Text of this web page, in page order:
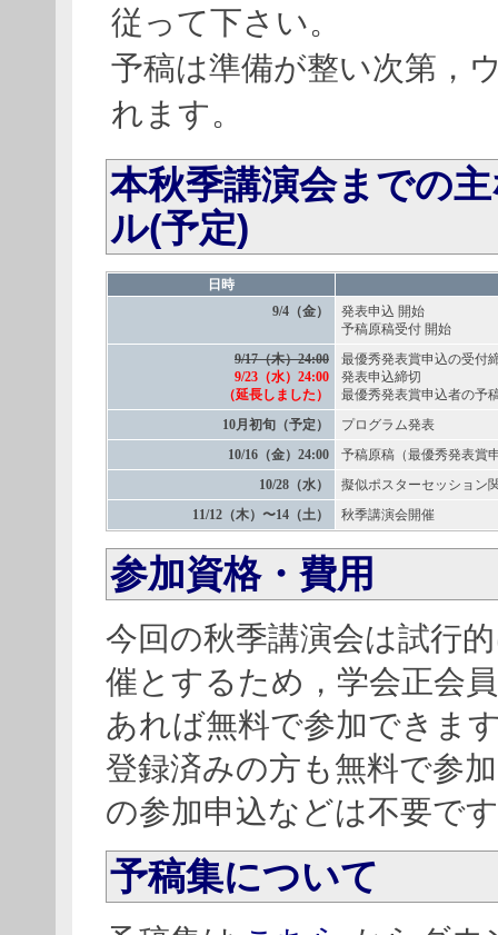
従って下さい。
予稿は準備が整い次第，
れます。
本秋季講演会までの
ル(予定)
日時
9/4（金）
発表申込 開始
予稿原稿受付 開始
9/17（木）24:00
9/23（水）24:00
（延長しました）
最優秀発表賞申込の受付
発表申込締切
最優秀発表賞申込者の予
10月初旬（予定）
プログラム発表
10/16（金）24:00
予稿原稿（最優秀発表賞
10/28（水）
擬似ポスターセッション
11/12（木）〜14（土）
秋季講演会開催
参加資格・費用
今回の秋季講演会は試行
催とするため，学会正会
あれば無料で参加できま
登録済みの方も無料で参
の参加申込などは不要で
予稿集について